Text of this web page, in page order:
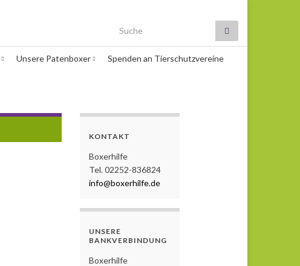
Search for:
Unsere Patenboxer Spenden an Tierschutzvereine
KONTAKT
Boxerhilfe
Tel. 02252-836824
info@boxerhilfe.de
UNSERE
BANKVERBINDUNG
Boxerhilfe